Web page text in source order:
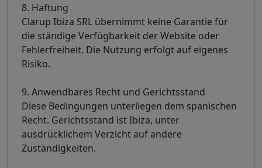
8. Haftung
Clarup Ibiza SRL übernimmt keine Garantie für
die ständige Verfügbarkeit der Website oder
Fehlerfreiheit. Die Nutzung erfolgt auf eigenes
Risiko.
9. Anwendbares Recht und Gerichtsstand
Diese Bedingungen unterliegen dem spanischen
Recht. Gerichtsstand ist Ibiza, unter
ausdrücklichem Verzicht auf andere
Zuständigkeiten.